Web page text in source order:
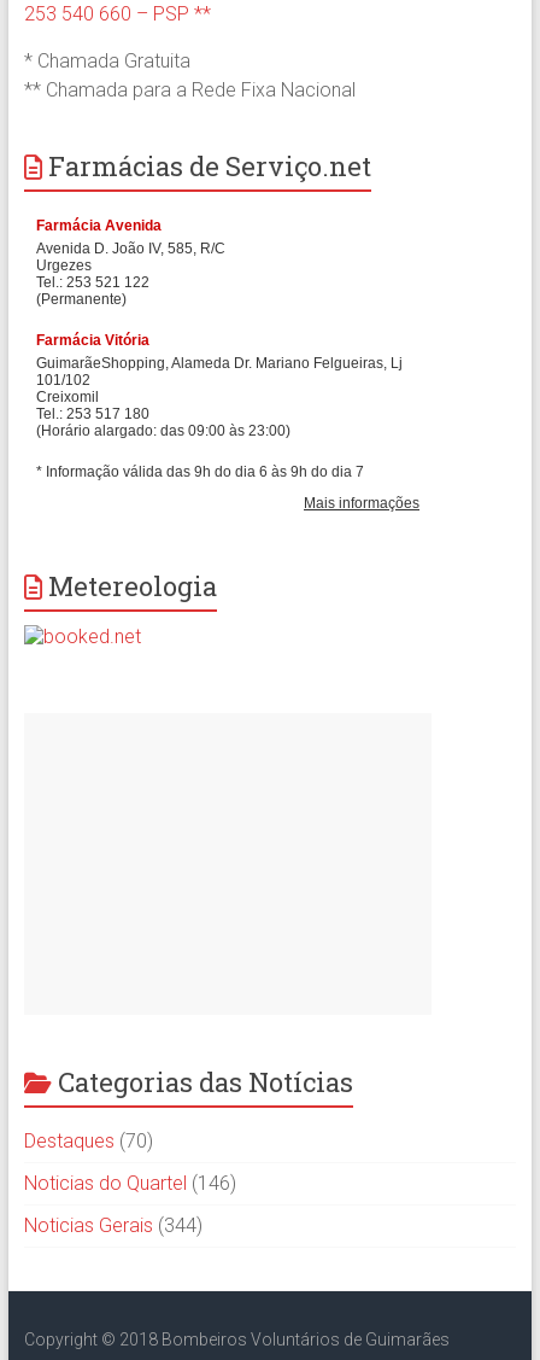
253 540 660 – PSP **
* Chamada Gratuita
** Chamada para a Rede Fixa Nacional
Farmácias de Serviço.net
Metereologia
Categorias das Notícias
Destaques (70)
Noticias do Quartel (146)
Noticias Gerais (344)
Copyright © 2018 Bombeiros Voluntários de Guimarães